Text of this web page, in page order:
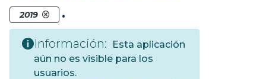
2019 .
Información:
Esta aplicación
aún no es visible para los
usuarios.